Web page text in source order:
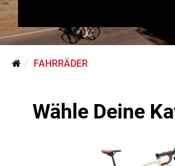
FAHRRÄDER
Wähle Deine